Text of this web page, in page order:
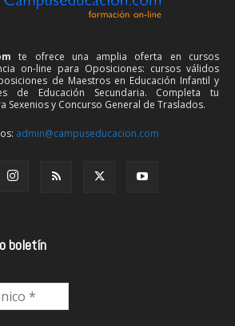
te ofrece una amplia oferta en cursos
on-line para Oposiciones: cursos válidos
de Maestros en Educación Infantil y
de Educación Secundaria. Completa tu
Sexenios y Concurso General de Traslados.
admin@campuseducacion.com
boletín